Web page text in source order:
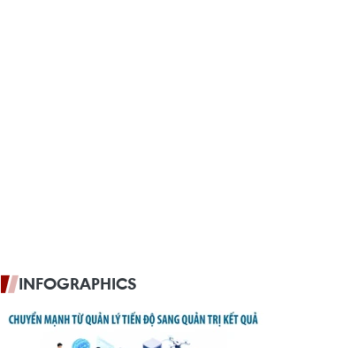
INFOGRAPHICS